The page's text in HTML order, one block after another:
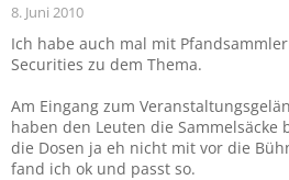
8. Juni 2010
Ich habe auch mal mit
Securities zu dem Thema.
Am Eingang zum
haben den Leuten die
die Dosen ja eh nicht mit vor die
fand ich ok und passt so.